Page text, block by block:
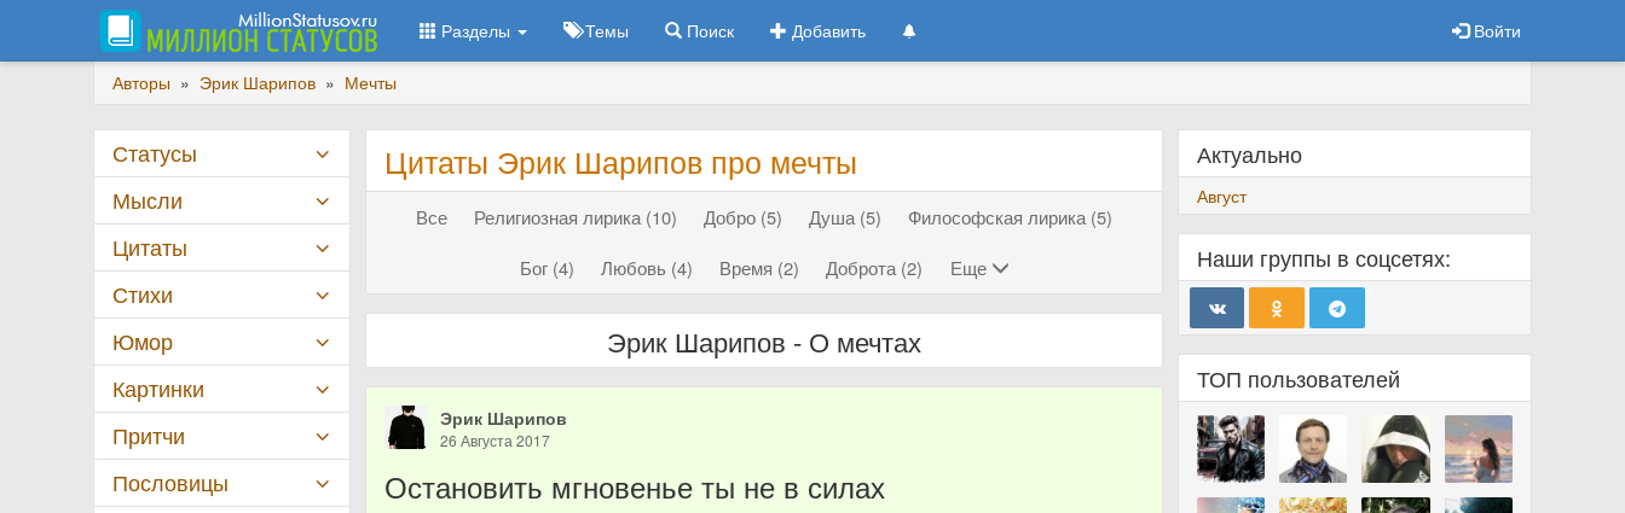
Разделы Темы Поиск Добавить Войти
Авторы » Эрик Шарипов » Мечты
Цитаты Эрик Шарипов про мечты
Все Религиозная лирика (10) Добро (5) Душа (5)
Философская лирика (5)
Бог (4)
Любовь (4) Время (2) Доброта (2) Еще
Эрик Шарипов - О мечтах
Эрик Шарипов
26 Августа 2017
Остановить мгновенье ты не в силах
Актуально
Август
Наши группы в соцсетях:
ТОП пользователей
Статусы
Мысли
Цитаты
Стихи
Юмор
Картинки
Притчи
Пословицы